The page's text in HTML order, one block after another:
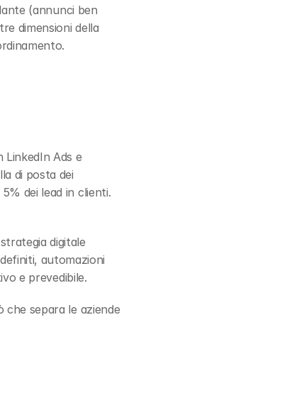
(annunci ben
dimensioni della
LinkedIn Ads e
di posta dei
dei lead in clienti.
digitale
automazioni
e prevedibile.
che separa le aziende